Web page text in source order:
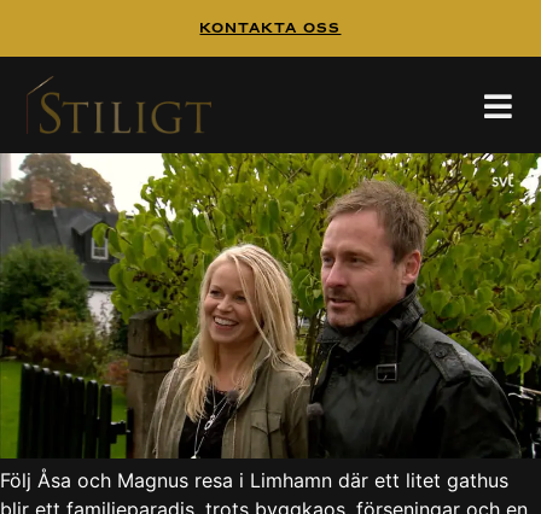
Kontakta Oss
Gatuhuset i Limhamn –
Husdrömmar
Följ Åsa och Magnus resa i Limhamn där ett litet gathus
blir ett familjeparadis, trots byggkaos, förseningar och en